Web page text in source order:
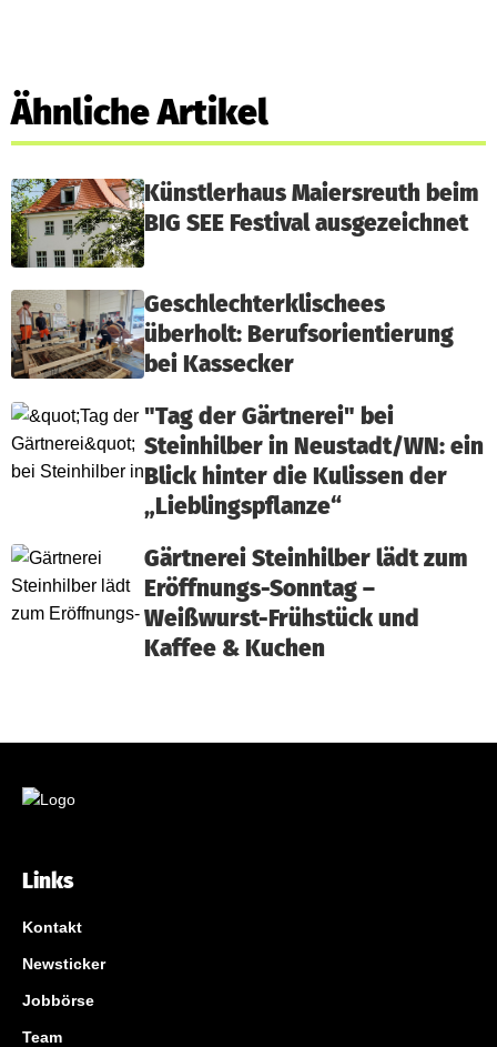
Ähnliche Artikel
Künstlerhaus Maiersreuth beim
BIG SEE Festival ausgezeichnet
Geschlechterklischees
überholt: Berufsorientierung
bei Kassecker
"Tag der Gärtnerei" bei
Steinhilber in Neustadt/WN: ein
Blick hinter die Kulissen der
„Lieblingspflanze“
Gärtnerei Steinhilber lädt zum
Eröffnungs-Sonntag –
Weißwurst-Frühstück und
Kaffee & Kuchen
Links
Kontakt
Newsticker
Jobbörse
Team